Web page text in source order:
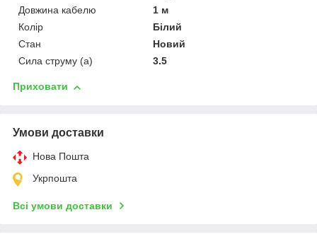
Довжина кабелю
1 м
Колір
Білий
Стан
Новий
Сила струму (а)
3.5
Приховати
Умови доставки
Нова Пошта
Укрпошта
Всі умови доставки